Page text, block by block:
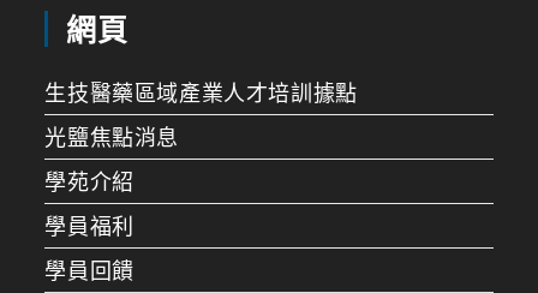
網頁
生技醫藥區域產業人才培訓據點
光鹽焦點消息
學苑介紹
學員福利
學員回饋